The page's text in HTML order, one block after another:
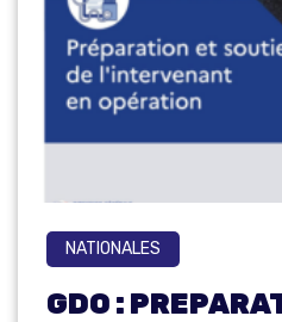
NATIONALES
GDO :